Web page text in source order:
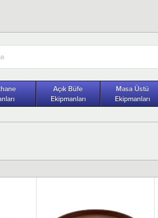
Açık Büfe
Ekipmanları
Masa Üstü
Ekipmanları